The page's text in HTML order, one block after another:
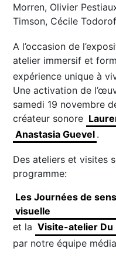
Morren, Olivier
Timson, Cécile
A l’occasion de
atelier immersif et
expérience unique à
Une activation de
samedi 19 novembre
créateur sonore
Anastasia Guevel .
Des ateliers et visites
programme:
Les Journées de
visuelle
et la Visite-atelier Du
par notre équipe